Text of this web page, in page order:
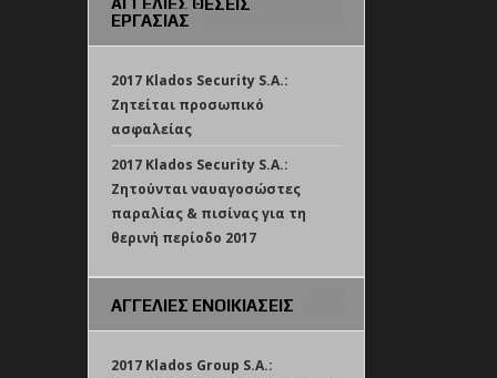
ΑΓΓΕΛΙΕΣ ΘΕΣΕΙΣ
ΕΡΓΑΣΙΑΣ
2017 Klados Security S.A.:
Ζητείται προσωπικό
ασφαλείας
2017 Klados Security S.A.:
Ζητούνται ναυαγοσώστες
παραλίας & πισίνας για τη
θερινή περίοδο 2017
ΑΓΓΕΛΙΕΣ ΕΝΟΙΚΙΑΣΕΙΣ
2017 Klados Group S.A.: